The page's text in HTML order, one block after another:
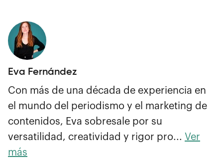
Eva Fernández
Con más de una década de experiencia en
el mundo del periodismo y el marketing de
contenidos, Eva sobresale por su
versatilidad, creatividad y rigor pro... Ver
más